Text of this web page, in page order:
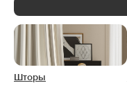
Шторы